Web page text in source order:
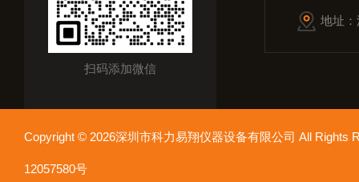
扫码添加微信
地址
Copyright © 2026深圳市科力易翔仪器设备有限公司 All
12057580号